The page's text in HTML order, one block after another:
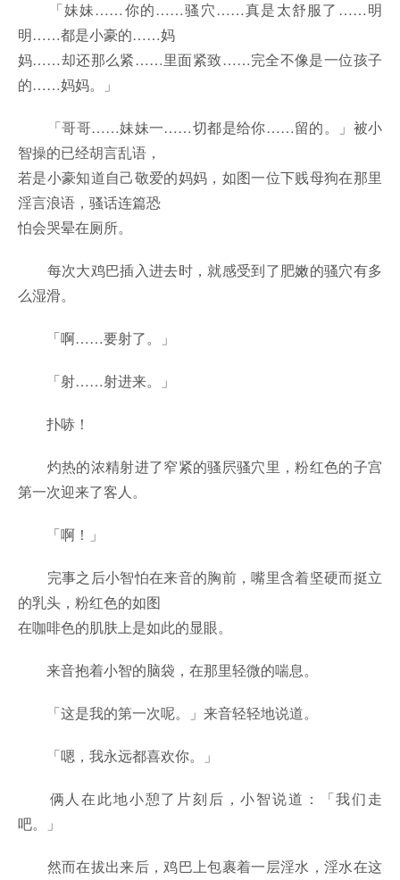
「妹妹……你的……骚穴……真是太舒服了……明
明……都是小豪的……妈
妈……却还那么紧……里面紧致……完全不像是一位孩子
的……妈妈。」
「哥哥……妹妹一……切都是给你……留的。」被小
智操的已经胡言乱语，
若是小豪知道自己敬爱的妈妈，如图一位下贱母狗在那里
淫言浪语，骚话连篇恐
怕会哭晕在厕所。
每次大鸡巴插入进去时，就感受到了肥嫩的骚穴有多
么湿滑。
「啊……要射了。」
「射……射进来。」
扑哧！
灼热的浓精射进了窄紧的骚屄骚穴里，粉红色的子宫
第一次迎来了客人。
「啊！」
完事之后小智怕在来音的胸前，嘴里含着坚硬而挺立
的乳头，粉红色的如图
在咖啡色的肌肤上是如此的显眼。
来音抱着小智的脑袋，在那里轻微的喘息。
「这是我的第一次呢。」来音轻轻地说道。
「嗯，我永远都喜欢你。」
俩人在此地小憩了片刻后，小智说道：「我们走
吧。」
然而在拔出来后，鸡巴上包裹着一层淫水，淫水在这